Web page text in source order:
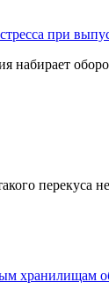
при
набирает
перекуса
хранилищам